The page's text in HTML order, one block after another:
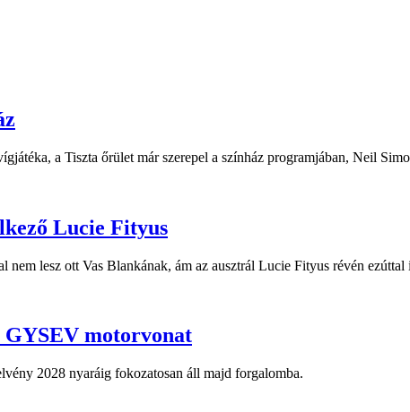
a Tiszta őrület már szerepel a színház programjában, Neil
Lucie Fityus
lesz ott Vas Blankának, ám az ausztrál Lucie Fityus révén
motorvonat
2028 nyaráig fokozatosan áll majd forgalomba.